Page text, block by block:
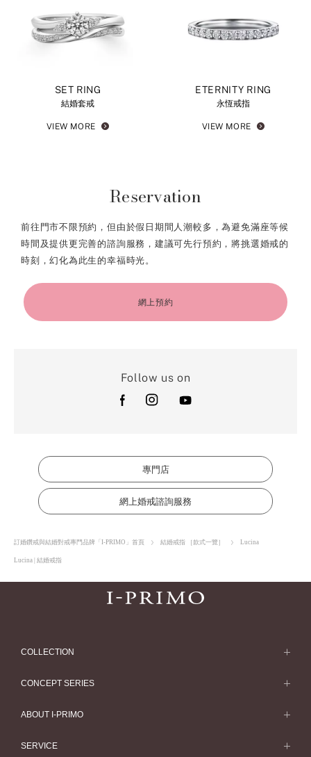
SET RING
結婚套戒
VIEW MORE
ETERNITY RING
永恆戒指
VIEW MORE
Reservation
前往門市不限預約，但由於假日期間人潮較多，為避免滿座等候
時間及提供更完善的諮詢服務，建議可先行預約，將挑選婚戒的
時刻，幻化為此生的幸福時光。
網上預約
Follow us on
專門店
網上婚戒諮詢服務
訂婚鑽戒與結婚對戒專門品牌「I-PRIMO」首頁 結婚戒指 ［款式一覽］ Lucina
Lucina | 結婚戒指
COLLECTION
CONCEPT SERIES
ABOUT I-PRIMO
SERVICE